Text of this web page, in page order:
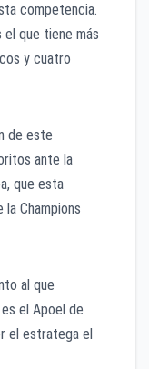
competencia.
el que tiene más
y cuatro
de este
ante la
que esta
Champions
al que
el Apoel de
el estratega el